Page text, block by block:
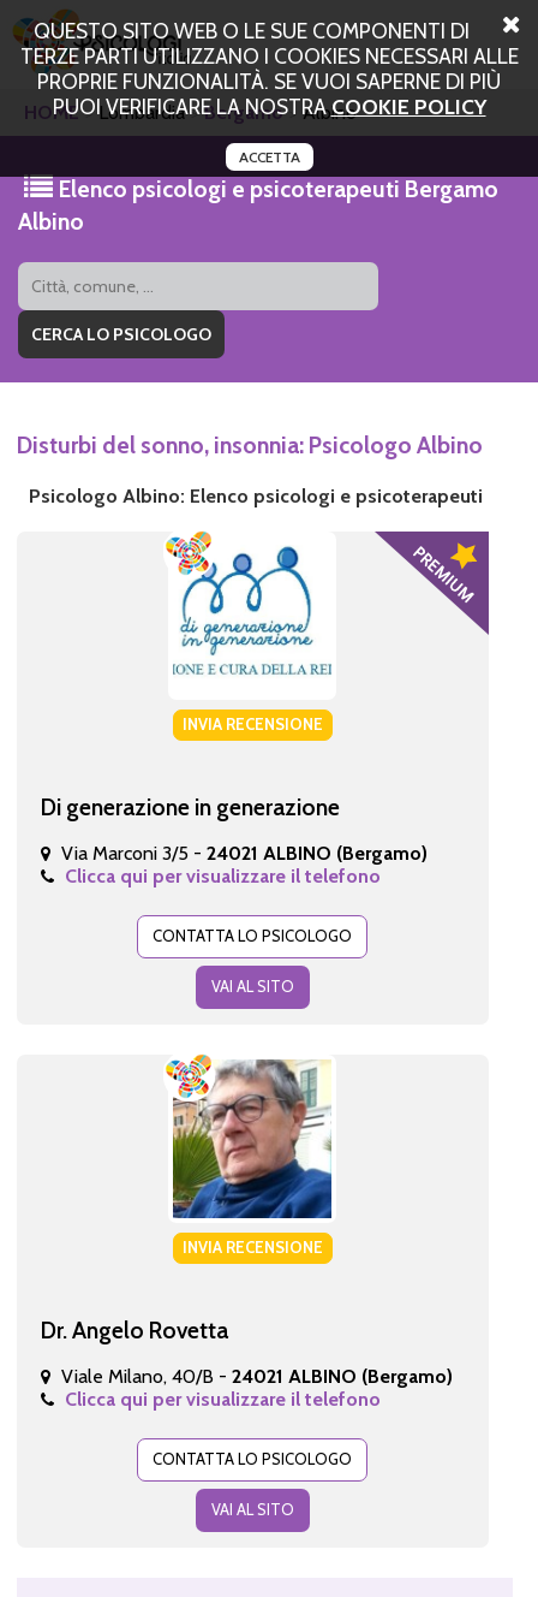
QUESTO SITO WEB O LE SUE COMPONENTI DI
TERZE PARTI UTILIZZANO I COOKIES NECESSARI ALLE
PROPRIE FUNZIONALITÀ. SE VUOI SAPERNE DI PIÙ
PUOI VERIFICARE LA NOSTRACOOKIE POLICY
ACCETTA
HOME Lombardia Bergamo Albino
Elenco psicologi e psicoterapeuti Bergamo
Albino
Disturbi del sonno, insonnia: Psicologo Albino
Psicologo Albino: Elenco psicologi e psicoterapeuti
INVIA RECENSIONE
Di generazione in generazione
Via Marconi 3/5 - 24021 ALBINO (Bergamo)
Clicca qui per visualizzare il telefono
CONTATTA LO PSICOLOGO
VAI AL SITO
INVIA RECENSIONE
Dr. Angelo Rovetta
Viale Milano, 40/B - 24021 ALBINO (Bergamo)
Clicca qui per visualizzare il telefono
CONTATTA LO PSICOLOGO
VAI AL SITO